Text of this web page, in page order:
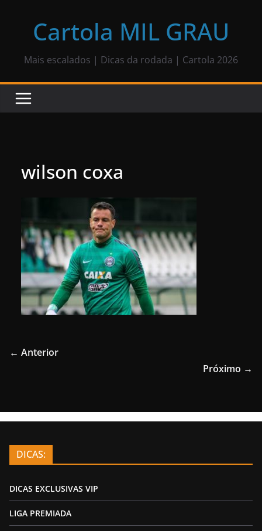
Cartola MIL GRAU
Mais escalados | Dicas da rodada | Cartola 2026
wilson coxa
← Anterior
Próximo →
DICAS:
DICAS EXCLUSIVAS VIP
LIGA PREMIADA